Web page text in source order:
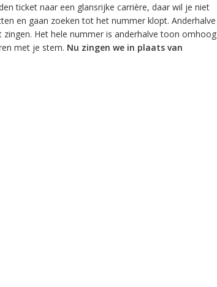
ticket naar een glansrijke carrière, daar wil je niet
en gaan zoeken tot het nummer klopt. Anderhalve
Het hele nummer is anderhalve toon omhoog
met je stem. Nu zingen we in plaats van